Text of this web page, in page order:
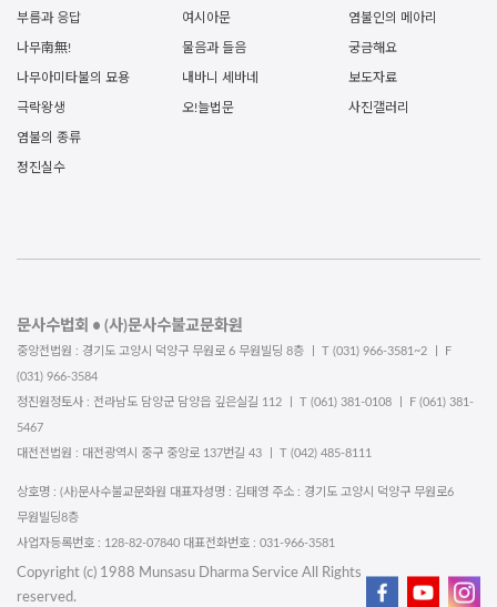
부름과 응답
나무南無!
나무아미타불의 묘용
극락왕생
염불의 종류
정진실수
여시아문
물음과 들음
내바니 세바네
오!늘법문
염불인의 메아리
궁금해요
보도자료
사진갤러리
문사수법회 • (사)문사수불교문화원
중앙전법원 : 경기도 고양시 덕양구 무원로 6 무원빌딩 8층 ㅣ T (031) 966-3581~2 ㅣ F
(031) 966-3584
정진원정토사 : 전라남도 담양군 담양읍 깊은실길 112 ㅣ T (061) 381-0108 ㅣ F (061) 381-
5467
대전전법원 : 대전광역시 중구 중앙로 137번길 43 ㅣ T (042) 485-8111
상호명 : (사)문사수불교문화원 대표자성명 : 김태영 주소 : 경기도 고양시 덕양구 무원로6
무원빌딩8층
사업자등록번호 : 128-82-07840 대표전화번호 : 031-966-3581
Copyright (c) 1988 Munsasu Dharma Service All Rights
reserved.